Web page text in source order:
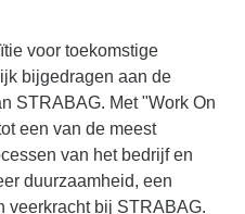
voor toekomstige
bijgedragen aan de
STRABAG. Met "Work On
een van de meest
van het bedrijf en
duurzaamheid, een
veerkracht bij STRABAG.